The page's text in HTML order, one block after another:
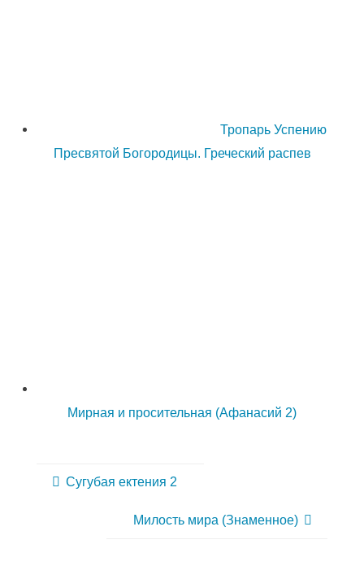
Тропарь Успению
Пресвятой Богородицы. Греческий распев
Мирная и просительная (Афанасий 2)
Сугубая ектения 2
Милость мира (Знаменное)